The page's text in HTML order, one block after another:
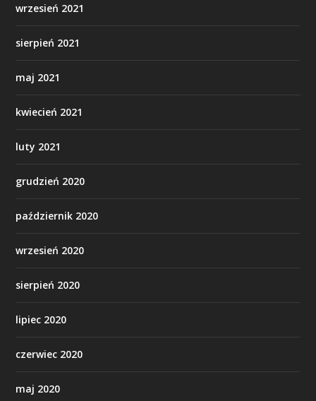
wrzesień 2021
sierpień 2021
maj 2021
kwiecień 2021
luty 2021
grudzień 2020
październik 2020
wrzesień 2020
sierpień 2020
lipiec 2020
czerwiec 2020
maj 2020